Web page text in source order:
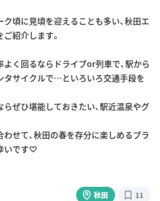
頃に見頃を迎えることも多い、秋田エ
紹介します。
く回るならドライブor列車で、駅から
タサイクルで…といろいろ交通手段を
ぜひ堪能しておきたい、駅近温泉やグ
せて、秋田の春を存分に楽しめるプラ
いです♡
秋田 11